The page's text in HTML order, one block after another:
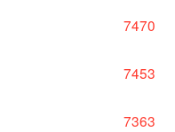
7470
7453
7363